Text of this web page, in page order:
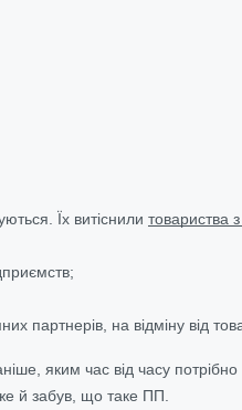
Їх витіснили товариства
партнерів, на відміну від
яким час від часу потрібно
й забув, що таке ПП.